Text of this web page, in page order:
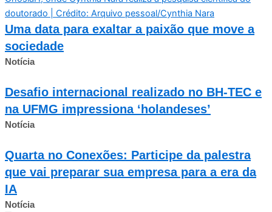
Uma data para exaltar a paixão que move a
sociedade
Notícia
Desafio internacional realizado no BH-TEC e
na UFMG impressiona ‘holandeses’
Notícia
Quarta no Conexões: Participe da palestra
que vai preparar sua empresa para a era da
IA
Notícia